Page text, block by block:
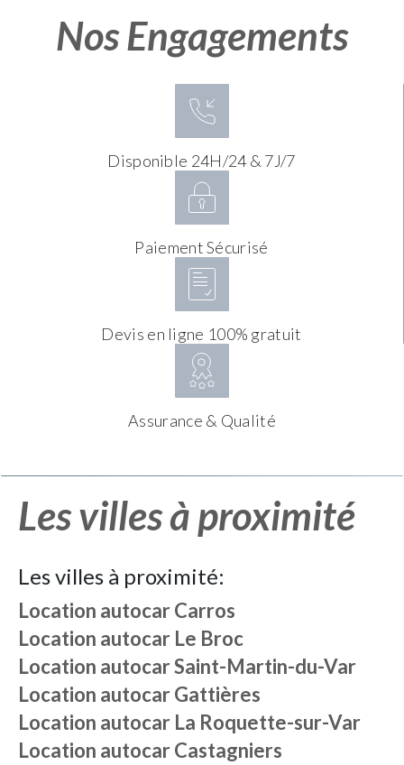
Nos Engagements
Disponible 24H/24 & 7J/7
Paiement Sécurisé
Devis en ligne 100% gratuit
Assurance & Qualité
Les villes à proximité
Les villes à proximité:
Location autocarCarros
Location autocar Le Broc
Location autocarSaint-Martin-du-Var
Location autocarGattières
Location autocar La Roquette-sur-Var
Location autocarCastagniers